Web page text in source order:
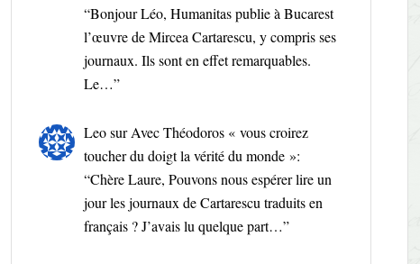
“Bonjour Léo, Humanitas publie à Bucarest
l’œuvre de Mircea Cartarescu, y compris ses
journaux. Ils sont en effet remarquables.
Le…”
LeosurAvec Théodoros « vous croirez
toucher du doigt la vérité du monde »:
“Chère Laure, Pouvons nous espérer lire un
jour les journaux de Cartarescu traduits en
français ? J’avais lu quelque part…”